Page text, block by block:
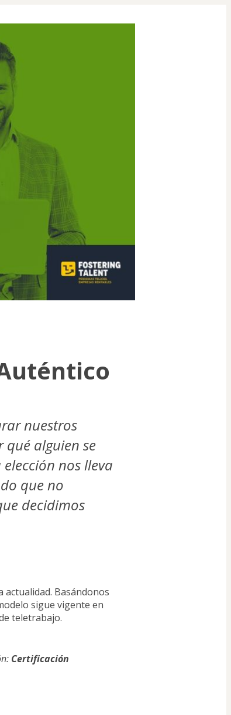
nuestros
qué alguien se
nos lleva
que no
decidimos
Basándonos
sigue vigente en
teletrabajo.
Certificación